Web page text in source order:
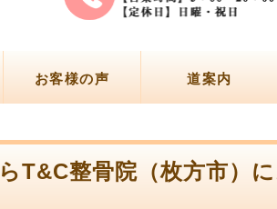
お客様の声 道案内
T&C整骨院（枚方市）